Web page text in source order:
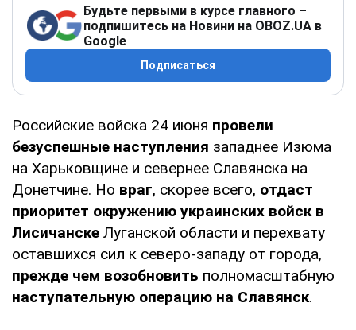
Будьте первыми в курсе главного –
подпишитесь на Новини на OBOZ.UA в
Google
Подписаться
Российские войска 24 июня провели
безуспешные наступления западнее Изюма
на Харьковщине и севернее Славянска на
Донетчине. Но враг, скорее всего, отдаст
приоритет окружению украинских войск в
Лисичанске Луганской области и перехвату
оставшихся сил к северо-западу от города,
прежде чем возобновить полномасштабную
наступательную операцию на Славянск.